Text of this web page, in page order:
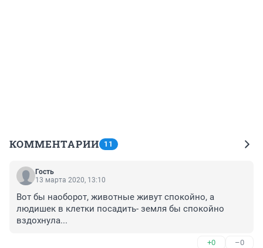
КОММЕНТАРИИ 11
Гость
13 марта 2020, 13:10
Вот бы наоборот, животные живут спокойно, а
людишек в клетки посадить- земля бы спокойно
вздохнула...
+0 –0